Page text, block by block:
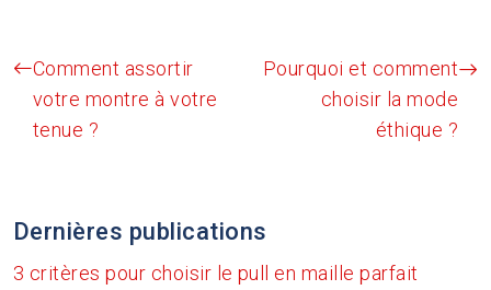
Comment assortir
votre montre à votre
tenue ?
Pourquoi et comment
choisir la mode
éthique ?
Dernières publications
3 critères pour choisir le pull en maille parfait